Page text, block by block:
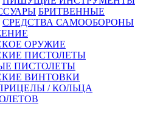
БРИТВЕННЫЕ
СРЕДСТВА САМООБОРОНЫ
ОРУЖИЕ
ПИСТОЛЕТЫ
ПИСТОЛЕТЫ
ВИНТОВКИ
/ КОЛЬЦА